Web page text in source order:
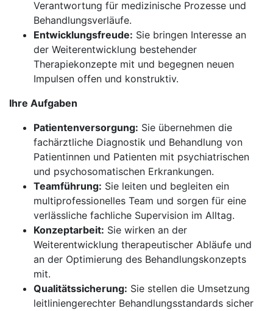
Verantwortung für medizinische Prozesse und
Behandlungsverläufe.
Entwicklungsfreude: Sie bringen Interesse an
der Weiterentwicklung bestehender
Therapiekonzepte mit und begegnen neuen
Impulsen offen und konstruktiv.
Ihre Aufgaben
Patientenversorgung: Sie übernehmen die
fachärztliche Diagnostik und Behandlung von
Patientinnen und Patienten mit psychiatrischen
und psychosomatischen Erkrankungen.
Teamführung: Sie leiten und begleiten ein
multiprofessionelles Team und sorgen für eine
verlässliche fachliche Supervision im Alltag.
Konzeptarbeit: Sie wirken an der
Weiterentwicklung therapeutischer Abläufe und
an der Optimierung des Behandlungskonzepts
mit.
Qualitätssicherung: Sie stellen die Umsetzung
leitliniengerechter Behandlungsstandards sicher